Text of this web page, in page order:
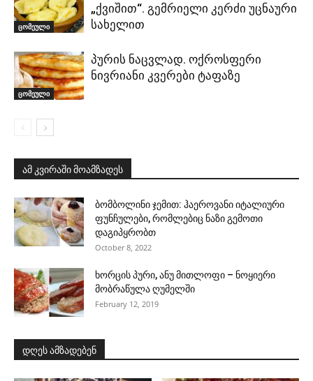
ცომეული
„ქვიშით“. გემრიელი კერძი უცნაური
სახელით
ცომეული
პურის ნაცვლად. ოქროსფერი
ნივრიანი კვერები ტაფაზე
ამ კვირაში მოამზადეს
ბომბოლინი ჯემით: ჰაეროვანი იტალიური
ფუნჩულები, რომლებიც ნაზი გემოთი
დაგიპყრობთ
October 8, 2022
ხორცის პური, ანუ მითლოფი – ნოყიერი
მობრაწულა ღუმელში
February 12, 2019
დღეს ამზადებენ